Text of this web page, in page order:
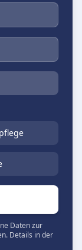
Daten zur
Details in der